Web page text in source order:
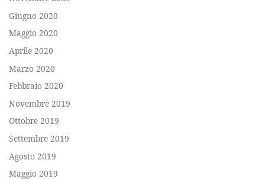
Giugno 2020
Maggio 2020
Aprile 2020
Marzo 2020
Febbraio 2020
Novembre 2019
Ottobre 2019
Settembre 2019
Agosto 2019
Maggio 2019